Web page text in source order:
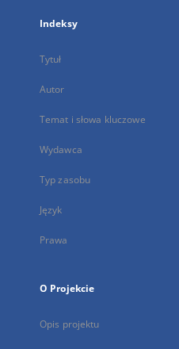
Indeksy
Tytuł
Autor
Temat i słowa kluczowe
Wydawca
Typ zasobu
Język
Prawa
O Projekcie
Opis projektu